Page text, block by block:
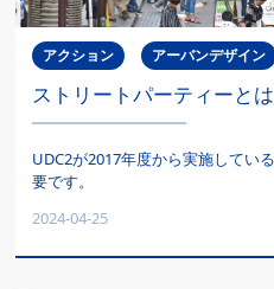
アクション アーバンデザイン
ストリートパーティーとは
UDC2が2017年度から実施してい
要です。
2024-04-25